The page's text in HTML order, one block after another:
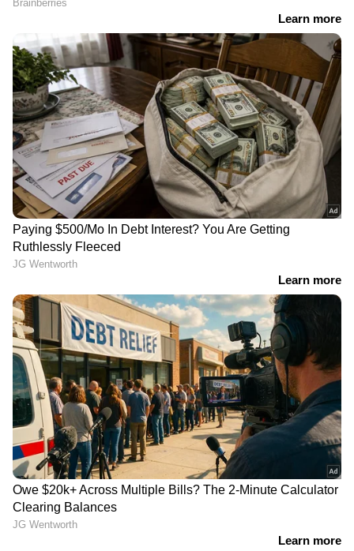
സംഭവമാണ്. ഒക്ടോബര്‍ 19നും പുനെയില്‍
പരിശീലന വിമാനം തകര്‍ന്നുവീണിരുന്നു.
ബാരാമതി താലൂക്കിലെ കട്ഫാൽ ഗ്രാമത്തിന്
സമീപമാണ് വിമാനം തകർന്നുവീണത്.
ഡയറക്ടറേറ്റ് ജനറല്‍ ഓഫ് സിവില്‍
ഏവിയേഷന്‍ സംഭവ സ്ഥലം സന്ദര്‍ശിച്ചു.
എന്തുകൊണ്ടാണ് വിമാനം തകര്‍ന്നതെന്ന്
വ്യക്തമായിട്ടില്ല.
RECOMMENDED STORIES
ചോദ്യപേപ്പർ ചോർച്ചയിൽ
1997ൽ ചോര ചിന്തിയ
പഴയ തീപ്പൊരി വിദ്യാർത്ഥി
നേതാവ് ഇന്ന് കേന്ദ്രമന്ത്രി,
പേര് ധർമേന്ദ്ര പ്രധാൻ!
മന്ത്രി മറന്നോ ചരിത്രം
സഹിക്കാനായില്ല, ഒരു
ലക്ഷം മുടക്കി
ഇന്ത്യയിലേക്ക് ടിക്കറ്റ്
എടുത്തെന്ന് മുഹമ്മദ്
ഡാനിഷ്; സിജെപി
പ്രതിഷേധത്തിന്
എത്തിയത്